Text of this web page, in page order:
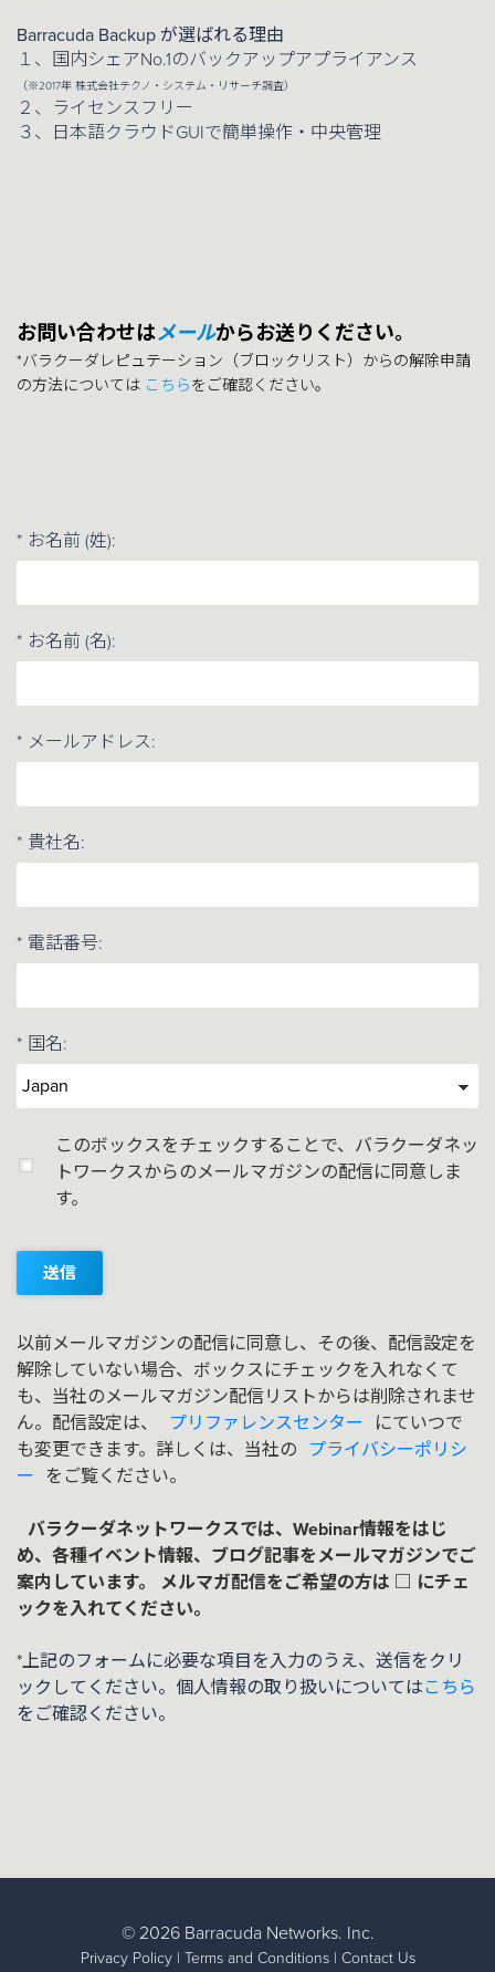
Barracuda Backup が選ばれる理由
１、国内シェアNo.1のバックアップアプライアンス
（※2017年 株式会社テクノ・システム・リサーチ調査）
２、ライセンスフリー
３、日本語クラウドGUIで簡単操作・中央管理
お問い合わせはメールからお送りください。
*バラクーダレピュテーション（ブロックリスト）からの解除申請
の方法については こちらをご確認ください。
* お名前 (姓):
* お名前 (名):
* メールアドレス:
* 貴社名:
* 電話番号:
* 国名:
このボックスをチェックすることで、バラクーダネッ
トワークスからのメールマガジンの配信に同意しま
す。
送信
以前メールマガジンの配信に同意し、その後、配信設定を
解除していない場合、ボックスにチェックを入れなくて
も、当社のメールマガジン配信リストからは削除されませ
ん。配信設定は、
プリファレンスセンター
にていつで
も変更できます。詳しくは、当社の プライバシーポリシ
ー
をご覧ください。
バラクーダネットワークスでは、Webinar情報をはじ
め、各種イベント情報、ブログ記事をメールマガジンでご
案内しています。 メルマガ配信をご希望の方は □ にチェ
ックを入れてください。
*上記のフォームに必要な項目を入力のうえ、送信をクリ
ックしてください。個人情報の取り扱いについてはこちら
をご確認ください。
© 2026 Barracuda Networks. Inc.
Privacy Policy| Terms and Conditions| Contact Us